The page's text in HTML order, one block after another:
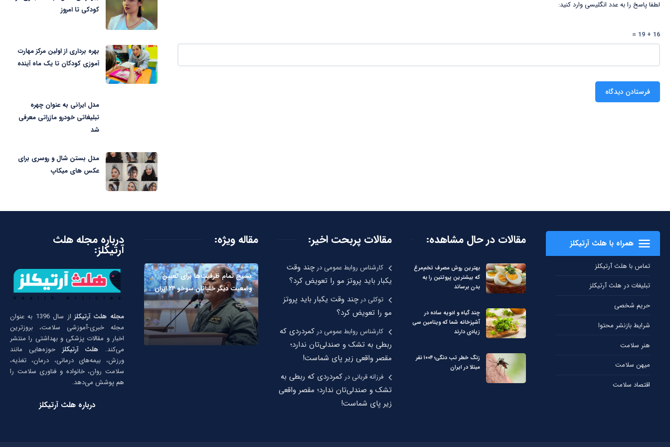
لطفا پاسخ را به عدد انگلیسی وارد کنید:
16 + 19 =
کودکی تا امروز
بهره برداری از اولین مرکز مهارت
آموزی کودکان تا یک ماه آینده
مدل ایرانی به عنوان چهره
تبلیغاتی خودرو مازراتی معرفی
شد
مدل بستن شال و روسری برای
عکس های میکاپ
همراه با هلث آرتیکلز
تماس با هلث آرتیکلز
تبلیغات در هلث آرتیکلز
حریم شخصی
شرایط بازنشر محتوا
هنر سلامت
میهن سلامت
اقتصاد سلامت
مقالات در حال مشاهده:
بهترین روش مصرف تخم‌مرغ
که بیشترین پروتئین را به
بدن برساند
چند گیاه و ادویه ساده در
آشپزخانه شما که ویتامین سی
زیادی دارند
زنگ خطر تب دنگی؛ ۱۰۰۴ نفر
مبتلا در ایران
مقالات پربحت اخیر:
کارشناس روابط عمومیدرچند وقت
یکبار باید پروتز مو را تعویض کرد؟
توکلیدرچند وقت یکبار باید پروتز
مو را تعویض کرد؟
کارشناس روابط عمومیدر کمردردی که
ربطی به تشک و صندلی‌تان ندارد؛
مقصر واقعی زیر پای شماست!
فرزانه قربانیدر کمردردی که ربطی به
تشک و صندلی‌تان ندارد؛ مقصر واقعی
زیر پای شماست!
مقاله ویژه:
بسیج تمام ظرفیت‌ها برای تعیین
وضعیت دیگر خلبانان سوخو ۲۴ ایران
درباره مجله هلث
آرتیکلز:
مجله هلث آرتیکلز
از سال 1396 به عنوان
مجله خبری-آموزشی سلامت، بروزترین
اخبار و مقالات پزشکی و بهداشتی را منتشر
می‌کند. هلث آرتیکلز حوزه‌هایی مانند
ورزش، بیمه‌های درمانی، درمان، تغذیه،
سلامت روان، خانواده و فناوری سلامت را
هم پوشش می‌دهد.
درباره هلث آرتیکلز